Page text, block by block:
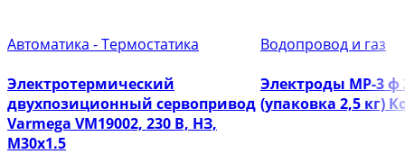
Автоматика - Термостатика
Электротермический
двухпозиционный сервопривод
Varmega VM19002, 230 В, НЗ,
M30х1.5
Водопровод и газ
Электроды МР-3
(упаковка 2,5 кг)